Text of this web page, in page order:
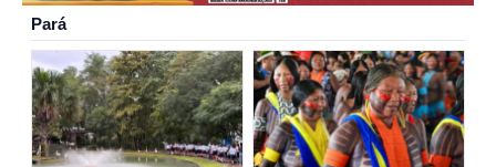
Pará